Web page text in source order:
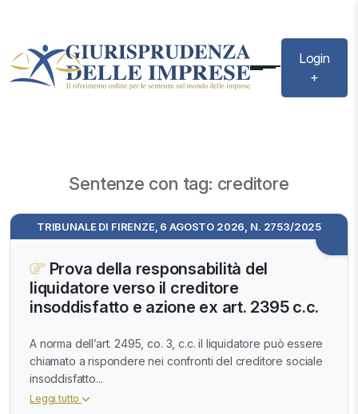
Login
+
Sentenze con tag: creditore
TRIBUNALE DI FIRENZE, 6 AGOSTO 2026, N. 2753/2025
Prova della responsabilità del
liquidatore verso il creditore
insoddisfatto e azione ex art. 2395 c.c.
A norma dell’art. 2495, co. 3, c.c. il liquidatore può essere
chiamato a rispondere nei confronti del creditore sociale
insoddisfatto...
Leggi tutto